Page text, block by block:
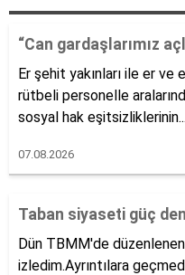
“Can gardaşlarımız
Er şehit yakınları ile er
rütbeli personelle
sosyal hak eşitsizliklerinin...
07.08.2026
Taban siyaseti güç
Dün TBMM'de düzenlenen
izledim.Ayrıntılara